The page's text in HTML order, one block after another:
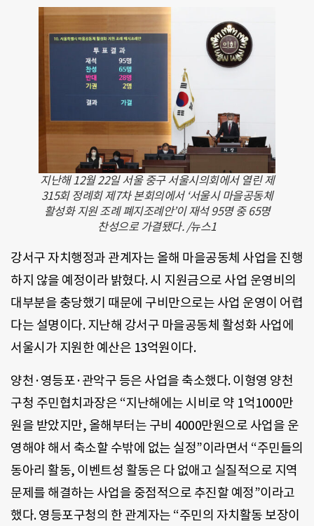
지난해 12월 22일 서울 중구 서울시의회에서 열린 제
315회 정례회 제7차 본회의에서 ‘서울시 마을공동체
활성화 지원 조례 폐지조례안’이 재석 95명 중 65명
찬성으로 가결됐다. /뉴스1
강서구 자치행정과 관계자는 올해 마을공동체 사업을 진행
하지 않을 예정이라 밝혔다. 시 지원금으로 사업 운영비의
대부분을 충당했기 때문에 구비만으로는 사업 운영이 어렵
다는 설명이다. 지난해 강서구 마을공동체 활성화 사업에
서울시가 지원한 예산은 13억원이다.
양천·영등포·관악구 등은 사업을 축소했다. 이형영 양천
구청 주민협치과장은 “지난해에는 시비로 약 1억1000만
원을 받았지만, 올해부터는 구비 4000만원으로 사업을 운
영해야 해서 축소할 수밖에 없는 실정”이라면서 “주민들의
동아리 활동, 이벤트성 활동은 다 없애고 실질적으로 지역
문제를 해결하는 사업을 중점적으로 추진할 예정”이라고
했다. 영등포구청의 한 관계자는 “주민의 자치활동 보장이